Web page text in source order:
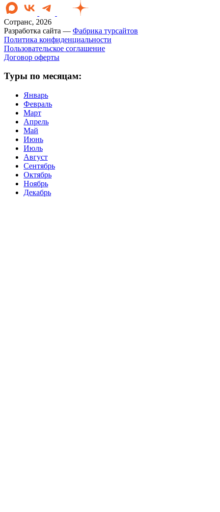
Сотранс, 2026
Разработка сайта — Фабрика турсайтов
Политика конфиденциальности
Пользовательское соглашение
Договор оферты
Туры по месяцам:
Январь
Февраль
Март
Апрель
Май
Июнь
Июль
Август
Сентябрь
Октябрь
Ноябрь
Декабрь